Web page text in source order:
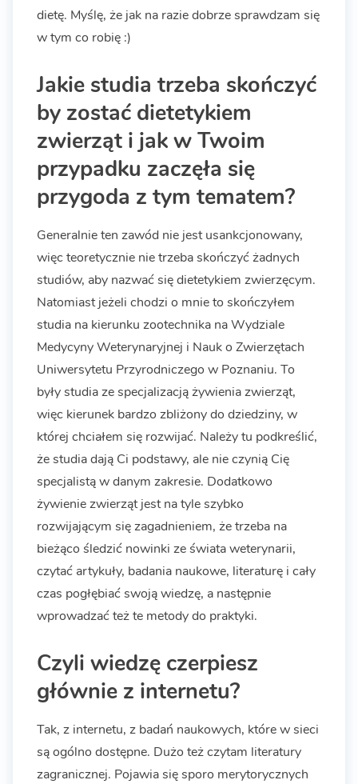
dietę. Myślę, że jak na razie dobrze sprawdzam się
w tym co robię :)
Jakie studia trzeba skończyć
by zostać dietetykiem
zwierząt i jak w Twoim
przypadku zaczęła się
przygoda z tym tematem?
Generalnie ten zawód nie jest usankcjonowany,
więc teoretycznie nie trzeba skończyć żadnych
studiów, aby nazwać się dietetykiem zwierzęcym.
Natomiast jeżeli chodzi o mnie to skończyłem
studia na kierunku zootechnika na Wydziale
Medycyny Weterynaryjnej i Nauk o Zwierzętach
Uniwersytetu Przyrodniczego w Poznaniu. To
były studia ze specjalizacją żywienia zwierząt,
więc kierunek bardzo zbliżony do dziedziny, w
której chciałem się rozwijać. Należy tu podkreślić,
że studia dają Ci podstawy, ale nie czynią Cię
specjalistą w danym zakresie. Dodatkowo
żywienie zwierząt jest na tyle szybko
rozwijającym się zagadnieniem, że trzeba na
bieżąco śledzić nowinki ze świata weterynarii,
czytać artykuły, badania naukowe, literaturę i cały
czas pogłębiać swoją wiedzę, a następnie
wprowadzać też te metody do praktyki.
Czyli wiedzę czerpiesz
głównie z internetu?
Tak, z internetu, z badań naukowych, które w sieci
są ogólno dostępne. Dużo też czytam literatury
zagranicznej. Pojawia się sporo merytorycznych